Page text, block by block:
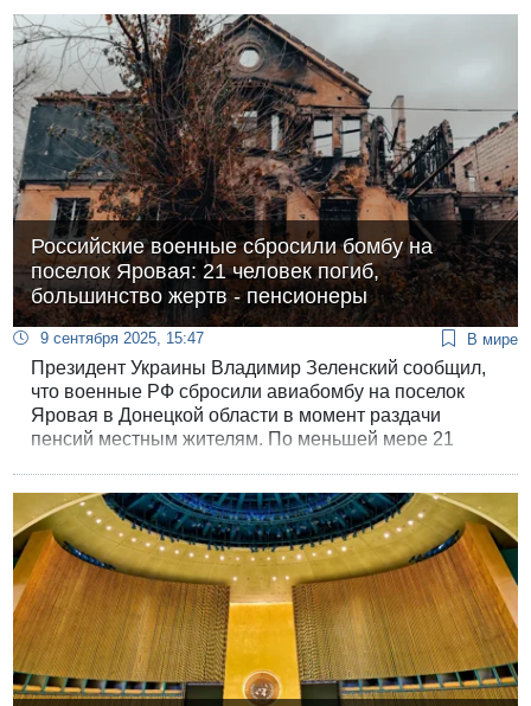
Российские военные сбросили бомбу на
поселок Яровая: 21 человек погиб,
большинство жертв - пенсионеры
9 сентября 2025, 15:47 В мире
Президент Украины Владимир Зеленский сообщил,
что военные РФ сбросили авиабомбу на поселок
Яровая в Донецкой области в момент раздачи
пенсий местным жителям. По меньшей мере 21